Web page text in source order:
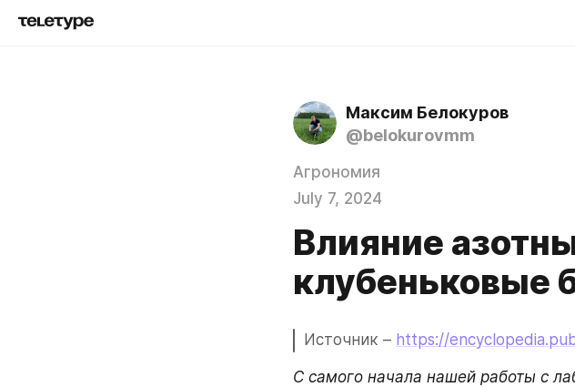
Максим Белокуров
@belokurovmm
Агрономия
July 7, 2024
Влияние
клубеньковые
Источник – https://
С самого начала нашей работы с